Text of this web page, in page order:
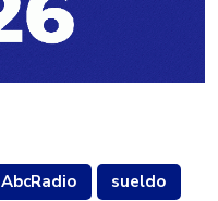
AbcRadio
sueldo